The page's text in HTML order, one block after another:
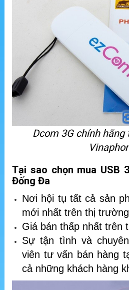
Dcom 3G chính hãng
Tại sao chọn mua USB
Đống Đa
Nơi hội tụ tất cả sản
mới nhất trên thị trường
Giá bán thấp nhất trên
Sự tận tình và
viên tư vấn bán hàng
cả những khách hàng